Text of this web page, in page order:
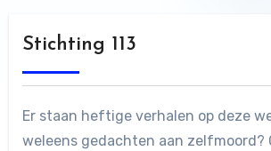
Stichting 113
Er staan heftige verhalen op deze
weleens gedachten aan zelfmoord?